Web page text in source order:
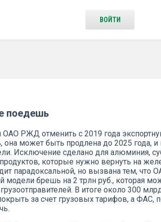
ВОЙТИ
поедешь
ОАО РЖД отменить с 2019 года
она может быть продлена до 2025 года, и
Исключение сделано для алюминия,
которые нужно вернуть на
парадоксальной, но вызвана тем, что
модели брешь на 2 трлн руб., которая
В итоге около 300
за счет грузовых тарифов, а ФАС,